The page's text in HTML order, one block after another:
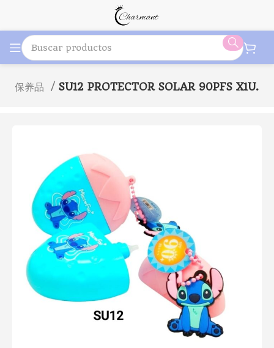
保养品 SU12 PROTECTOR SOLAR 90PFS X1U.